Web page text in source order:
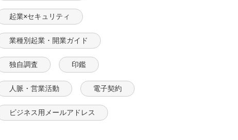
起業×セキュリティ
業種別起業・開業ガイド
独自調査 印鑑
人脈・営業活動 電子契約
ビジネス用メールアドレス